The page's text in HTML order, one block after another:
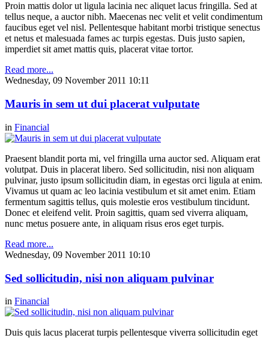
Proin mattis dolor ut ligula lacinia nec aliquet lacus fringilla. Sed at
tellus neque, a auctor nibh. Maecenas nec velit et velit condimentum
faucibus eget vel nisl. Pellentesque habitant morbi tristique senectus
et netus et malesuada fames ac turpis egestas. Duis justo sapien,
imperdiet sit amet mattis quis, placerat vitae tortor.
Read more...
Wednesday, 09 November 2011 10:11
Mauris in sem ut dui placerat vulputate
in Financial
Praesent blandit porta mi, vel fringilla urna auctor sed. Aliquam erat
volutpat. Duis in placerat libero. Sed sollicitudin, nisi non aliquam
pulvinar, justo ipsum sollicitudin diam, in egestas orci ligula at enim.
Vivamus ut quam ac leo lacinia vestibulum et sit amet enim. Etiam
fermentum sagittis tellus, quis molestie eros vestibulum tincidunt.
Donec et eleifend velit. Proin sagittis, quam sed viverra aliquam,
nunc metus posuere ante, in aliquam risus eros eget turpis.
Read more...
Wednesday, 09 November 2011 10:10
Sed sollicitudin, nisi non aliquam pulvinar
in Financial
Duis quis lacus placerat turpis pellentesque viverra sollicitudin eget